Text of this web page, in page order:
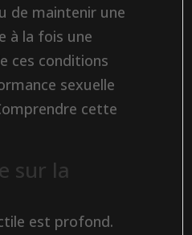
de maintenir une
à la fois une
ces conditions
sexuelle
cette
sur la
est profond.